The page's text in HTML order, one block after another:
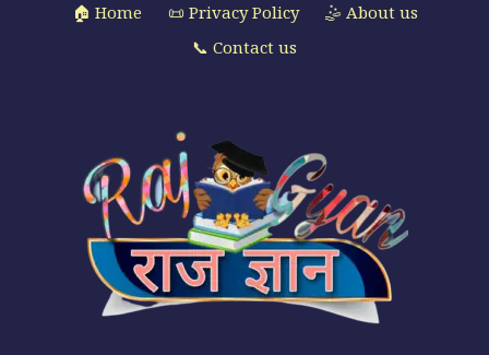
🏠 Home 📜 Privacy Policy
🤹 About us
📞 Contact us